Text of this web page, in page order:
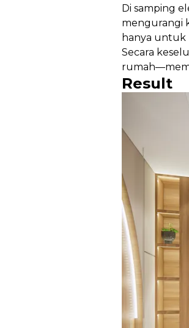
Di samping
mengurangi
hanya untuk
Secara
Result